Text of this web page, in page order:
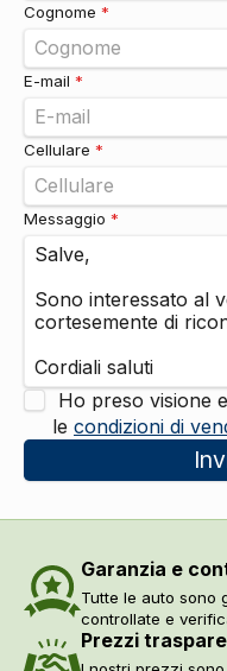
Cognome *
E-mail *
Cellulare *
Messaggio *
Ho preso visione
le condizioni di
Garanzia e
Tutte le auto sono
controllate e
Prezzi